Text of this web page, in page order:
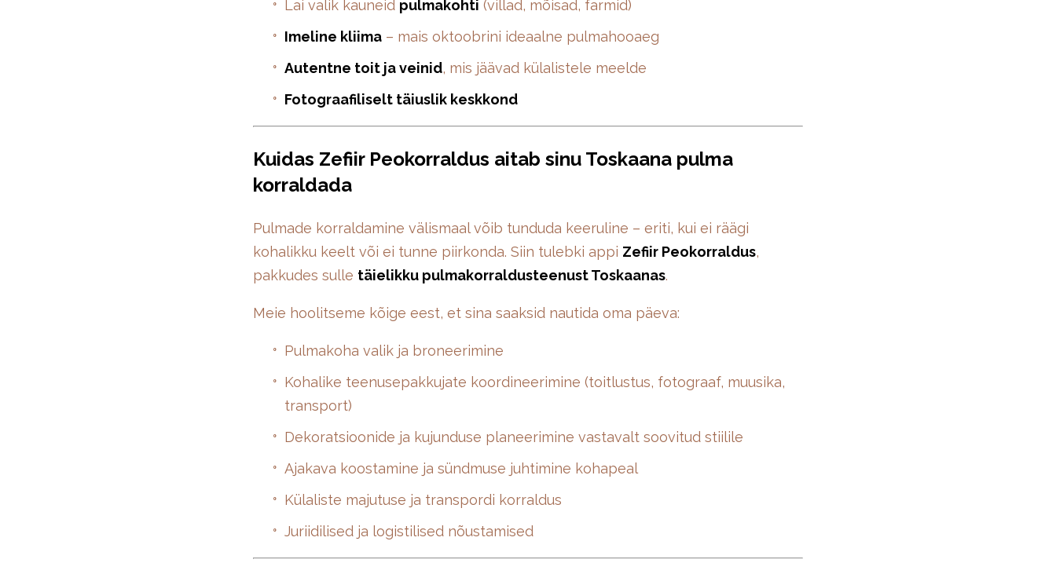
Lai valik kauneid pulmakohti (villad, mõisad, farmid)
Imeline kliima – mais oktoobrini ideaalne pulmahooaeg
Autentne toit ja veinid, mis jäävad külalistele meelde
Fotograafiliselt täiuslik keskkond
Kuidas Zefiir Peokorraldus aitab sinu Toskaana pulma
korraldada
Pulmade korraldamine välismaal võib tunduda keeruline – eriti, kui ei räägi
kohalikku keelt või ei tunne piirkonda. Siin tulebki appi Zefiir Peokorraldus,
pakkudes sulle täielikku pulmakorraldusteenust Toskaanas.
Meie hoolitseme kõige eest, et sina saaksid nautida oma päeva:
Pulmakoha valik ja broneerimine
Kohalike teenusepakkujate koordineerimine (toitlustus, fotograaf, muusika,
transport)
Dekoratsioonide ja kujunduse planeerimine vastavalt soovitud stiilile
Ajakava koostamine ja sündmuse juhtimine kohapeal
Külaliste majutuse ja transpordi korraldus
Juriidilised ja logistilised nõustamised